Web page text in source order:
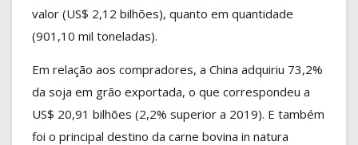
valor (US$ 2,12 bilhões), quanto em quantidade
(901,10 mil toneladas).
Em relação aos compradores, a China adquiriu 73,2%
da soja em grão exportada, o que correspondeu a
US$ 20,91 bilhões (2,2% superior a 2019). E também
foi o principal destino da carne bovina in natura